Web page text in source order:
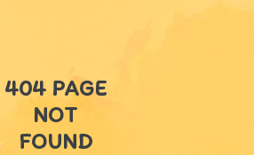
404 PAGE
NOT
FOUND